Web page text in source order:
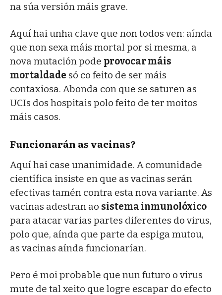
na súa versión máis grave.
Aquí hai unha clave que non todos ven: aínda
que non sexa máis mortal por si mesma, a
nova mutación pode provocar máis
mortaldade só co feito de ser máis
contaxiosa. Abonda con que se saturen as
UCIs dos hospitais polo feito de ter moitos
máis casos.
Funcionarán as vacinas?
Aquí hai case unanimidade. A comunidade
científica insiste en que as vacinas serán
efectivas tamén contra esta nova variante. As
vacinas adestran ao sistema inmunolóxico
para atacar varias partes diferentes do virus,
polo que, aínda que parte da espiga mutou,
as vacinas aínda funcionarían.
Pero é moi probable que nun futuro o virus
mute de tal xeito que logre escapar do efecto